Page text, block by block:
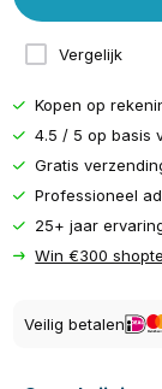
Vergelijk
Kopen op
4.5 / 5 op basis
Gratis
Professioneel
25+ jaar
Win €300
Veilig betalen